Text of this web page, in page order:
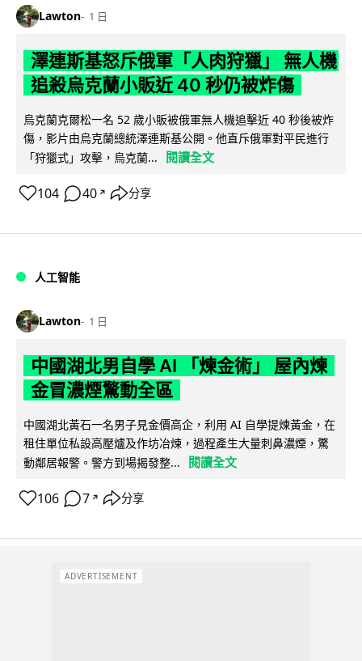
Lawton 1 日
澤連斯基怒斥俄軍「人肉狩獵」 無人機
追殺烏克蘭小販近 40 秒仍被炸傷
烏克蘭克爾松一名 52 歲小販被俄軍無人機追擊近 40 秒後被炸
傷，影片由烏克蘭總統澤連斯基公開。他直斥俄軍對平民進行
「狩獵式」攻擊，烏克蘭...
閱讀全文
104 40 ↗ 分享
人工智能
Lawton 1 日
中國湖北男自學 AI 「煉金術」 屋內煉
金冒濃煙驚動全區
中國湖北黃石一名男子見金價高企，利用 AI 自學提煉黃金，在
租住單位私設高壓爐及作坊冶煉，過程產生大量刺鼻濃煙，驚
動鄰居報警。警方到場揭發整...
閱讀全文
106 7 ↗ 分享
ADVERTISEMENT